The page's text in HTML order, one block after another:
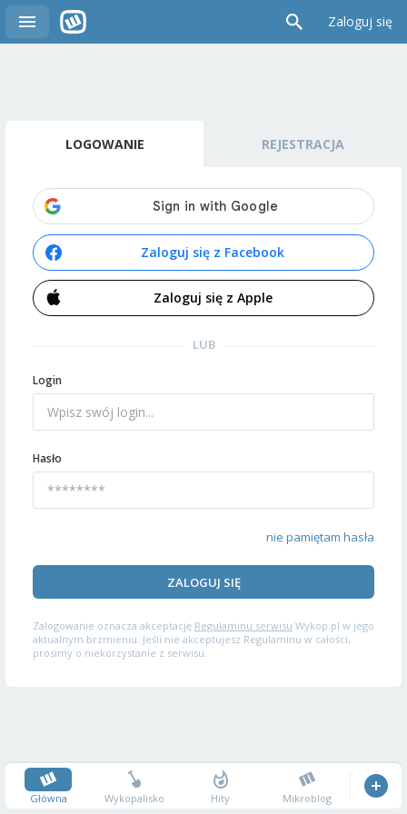
Zaloguj się
LOGOWANIE REJESTRACJA
Zaloguj się z Facebook
Zaloguj się z Apple
LUB
Login
Hasło
nie pamiętam hasła
ZALOGUJ SIĘ
Zalogowanie oznacza akceptację Regulaminu serwisu Wykop.pl w jego
aktualnym brzmieniu. Jeśli nie akceptujesz Regulaminu w całości,
prosimy o niekorzystanie z serwisu.
Główna Wykopalisko Hity Mikroblog